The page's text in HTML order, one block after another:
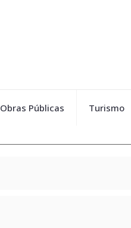
Obras Públicas Turismo